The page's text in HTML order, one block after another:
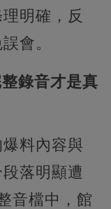
明確，反
會。
錄音才是真
料內容與
落明顯遭
音檔中，館